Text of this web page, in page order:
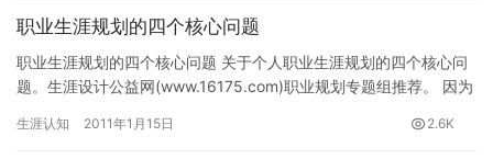
职业生涯规划的四个核心问题
职业生涯规划的四个核心问题 关于个人职业生涯规划的四个核心问
题。生涯设计公益网(www.16175.com)职业规划专题组推荐。 因为
生涯认知 2011年1月15日 2.6K